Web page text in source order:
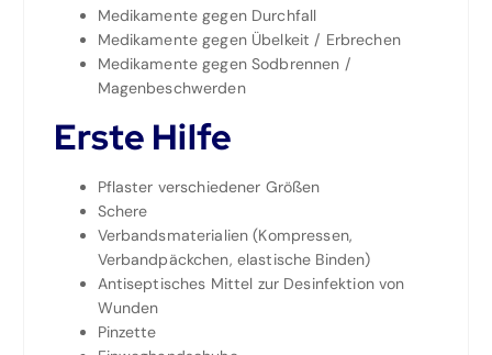
Medikamente gegen Durchfall
Medikamente gegen Übelkeit / Erbrechen
Medikamente gegen Sodbrennen /
Magenbeschwerden
Erste Hilfe
Pflaster verschiedener Größen
Schere
Verbandsmaterialien (Kompressen,
Verbandpäckchen, elastische Binden)
Antiseptisches Mittel zur Desinfektion von
Wunden
Pinzette